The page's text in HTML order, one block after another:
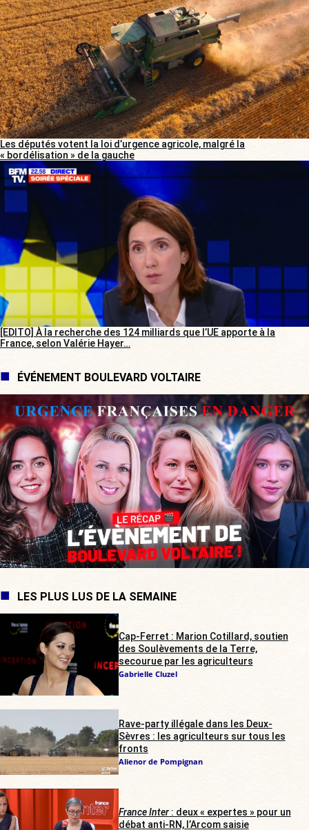
Les députés votent la loi d’urgence agricole, malgré la
« bordélisation » de la gauche
[EDITO] À la recherche des 124 milliards que l’UE apporte à la
France, selon Valérie Hayer…
ÉVÉNEMENT BOULEVARD VOLTAIRE
LES PLUS LUS DE LA SEMAINE
Cap-Ferret : Marion Cotillard, soutien
des Soulèvements de la Terre,
secourue par les agriculteurs
Gabrielle Cluzel
Rave-party illégale dans les Deux-
Sèvres : les agriculteurs sur tous les
fronts
Alienor de Pompignan
France Inter: deux « expertes » pour un
débat anti-RN, l’Arcom saisie